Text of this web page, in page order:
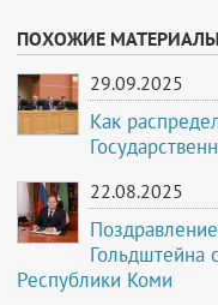
ПОХОЖИЕ
29.09.2025
Как
22.08.2025
Гольдштейна
Республики Коми